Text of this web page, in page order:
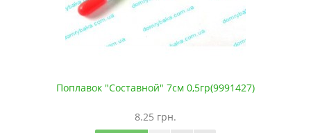
Поплавок "Составной" 7см 0,5гр(9991427)
8.25 грн.